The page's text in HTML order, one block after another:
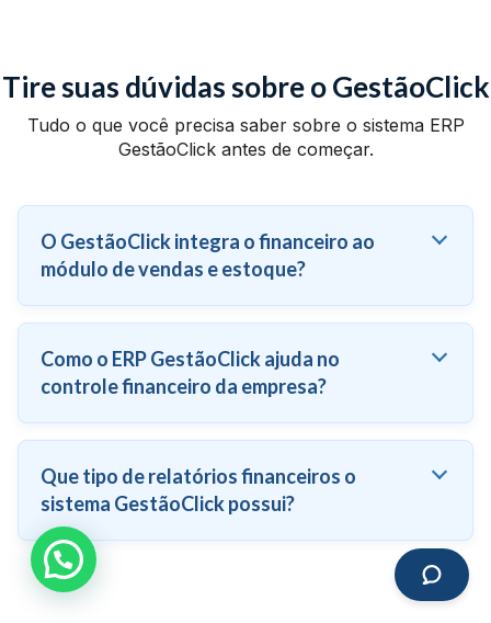
Tire suas dúvidas sobre o GestãoClick
Tudo o que você precisa saber sobre o sistema ERP
GestãoClick antes de começar.
O GestãoClick integra o financeiro ao
módulo de vendas e estoque?
Como o ERP GestãoClick ajuda no
controle financeiro da empresa?
Que tipo de relatórios financeiros o
sistema GestãoClick possui?